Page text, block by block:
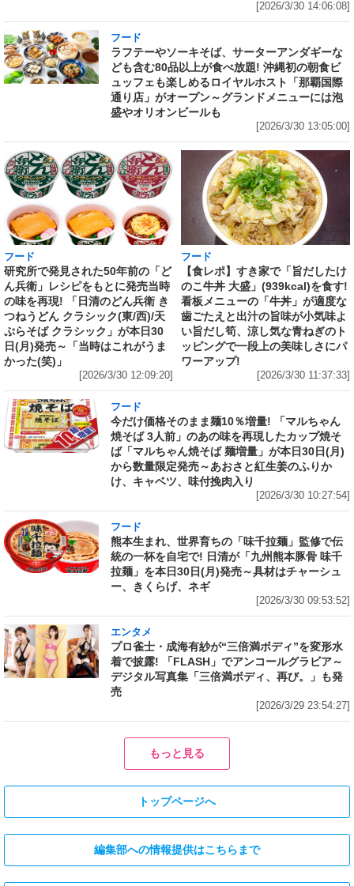
[2026/3/30 14:06:08]
フード
ラフテーやソーキそば、サーターアンダギーな
ども含む80品以上が食べ放題! 沖縄初の朝食ビ
ュッフェも楽しめるロイヤルホスト「那覇国際
通り店」がオープン～グランドメニューには泡
盛やオリオンビールも
[2026/3/30 13:05:00]
フード
研究所で発見された50年前の「ど
ん兵衛」レシピをもとに発売当時
の味を再現! 「日清のどん兵衛 き
つねうどん クラシック(東/西)/天
ぷらそば クラシック」が本日30
日(月)発売～「当時はこれがうま
かった(笑)」
[2026/3/30 12:09:20]
フード
【食レポ】すき家で「旨だしたけ
のこ牛丼 大盛」(939kcal)を食す!
看板メニューの「牛丼」が適度な
歯ごたえと出汁の旨味が小気味よ
い旨だし筍、涼し気な青ねぎのト
ッピングで一段上の美味しさにパ
ワーアップ!
[2026/3/30 11:37:33]
フード
今だけ価格そのまま麺10％増量! 「マルちゃん
焼そば 3人前」のあの味を再現したカップ焼そ
ば「マルちゃん焼そば 麺増量」が本日30日(月)
から数量限定発売～あおさと紅生姜のふりか
け、キャベツ、味付挽肉入り
[2026/3/30 10:27:54]
フード
熊本生まれ、世界育ちの「味千拉麺」監修で伝
統の一杯を自宅で! 日清が「九州熊本豚骨 味千
拉麺」を本日30日(月)発売～具材はチャーシュ
ー、きくらげ、ネギ
[2026/3/30 09:53:52]
エンタメ
プロ雀士・成海有紗が“三倍満ボディ”を変形水
着で披露! 「FLASH」でアンコールグラビア～
デジタル写真集「三倍満ボディ、再び。」も発
売
[2026/3/29 23:54:27]
もっと見る
トップページへ
編集部への情報提供はこちらまで